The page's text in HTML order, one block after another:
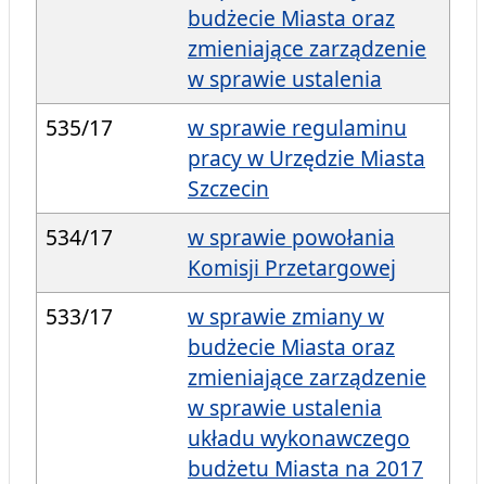
budżecie Miasta oraz
zmieniające zarządzenie
w sprawie ustalenia
535/17
w sprawie regulaminu
pracy w Urzędzie Miasta
Szczecin
534/17
w sprawie powołania
Komisji Przetargowej
533/17
w sprawie zmiany w
budżecie Miasta oraz
zmieniające zarządzenie
w sprawie ustalenia
układu wykonawczego
budżetu Miasta na 2017